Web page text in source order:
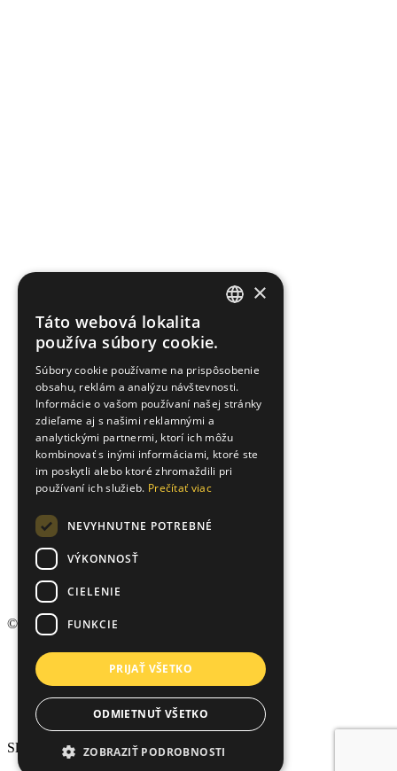
© 2026 Arvin & Benet, Všetky práva vyhradené.
Hypokalkulačka
Rezervačná zmluva
Ochrana osobných údajov
Cookies
Nastavenia cookies
Sledujte nás na sociálnych sieťach
UKRAINIAN
×
Táto webová lokalita
používa súbory cookie.
Súbory cookie používame na prispôsobenie
obsahu, reklám a analýzu návštevnosti.
Informácie o vašom používaní našej stránky
zdieľame aj s našimi reklamnými a
analytickými partnermi, ktorí ich môžu
kombinovať s inými informáciami, ktoré ste
im poskytli alebo ktoré zhromaždili pri
používaní ich služieb. Prečítať viac
NEVYHNUTNE POTREBNÉ
VÝKONNOSŤ
CIELENIE
FUNKCIE
PRIJAŤ VŠETKO
ODMIETNUŤ VŠETKO
ZOBRAZIŤ PODROBNOSTI